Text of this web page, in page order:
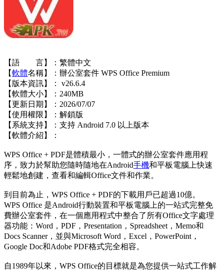
【語 言】：繁體中文
【軟體名稱】：辦公室套件 WPS Office Premium
【版本資訊】： v26.6.4
【軟體大小】：240MB
【更新日期】：2026/07/07
【使用權限】：解鎖版
【系統支持】：支持 Android 7.0 以上版本
【軟體介紹】：
WPS Office + PDF是體積最小，一體式的辦公室套件應用程
序，致力於幫助您隨時隨地在Android手機和平板電腦上快速
輕鬆地創建，查看和編輯Office文件和作業。
到目前為止，WPS Office + PDF的下載用戶已超過10億。
WPS Office 是Android行動裝置和平板電腦上的一站式完整免
費辦公室套件，在一個應用程式中整合了所有Office文字處理
器功能：Word，PDF，Presentation，Spreadsheet，Memo和
Docs Scanner，並與Microsoft Word，Excel，PowerPoint，
Google Doc和Adobe PDF格式完全相容。
自1989年以來，WPS Office的目標就是為您提供一站式工作解